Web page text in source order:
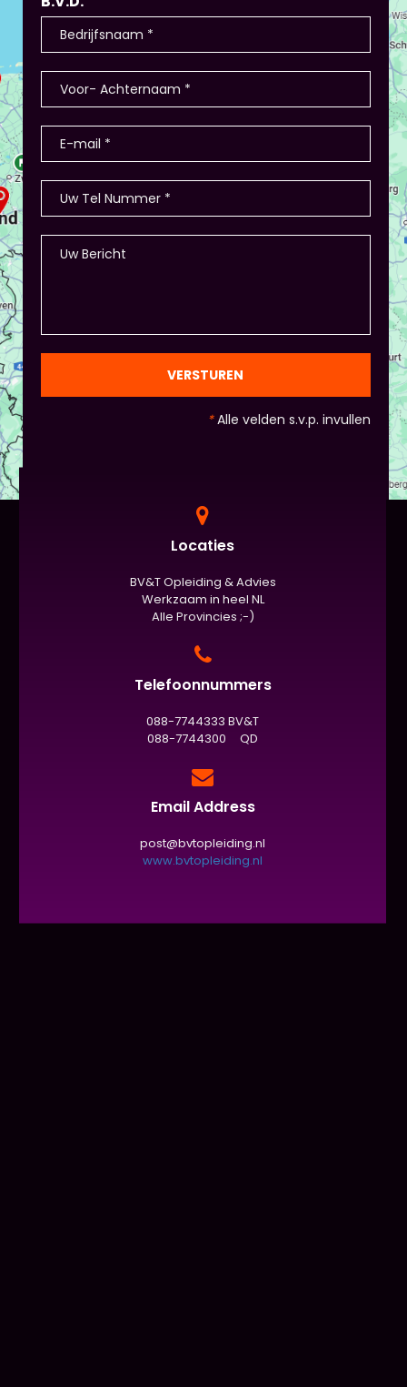
VERSTUREN
*Alle velden s.v.p. invullen
Locaties
BV&T Opleiding & Advies
Werkzaam in heel NL
Alle Provincies ;-)
Telefoonnummers
088-7744333 BV&T
088-7744300 QD
Email Address
post@bvtopleiding.nl
www.bvtopleiding.nl